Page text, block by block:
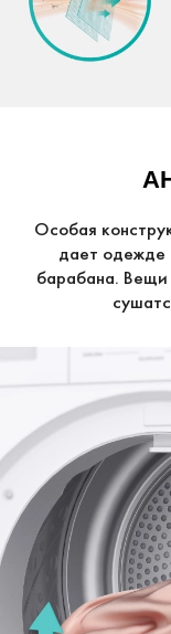
Особая
дает одежде
барабана.